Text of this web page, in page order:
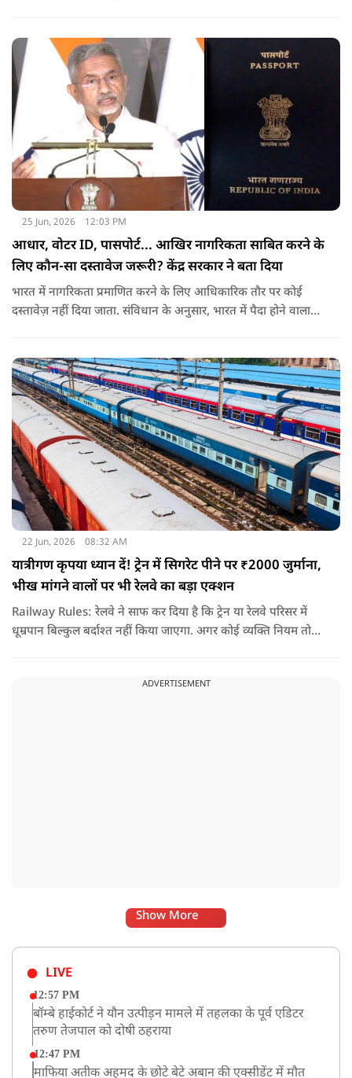
25 Jun, 2026 12:03 PM
आधार, वोटर ID, पासपोर्ट... आखिर नागरिकता साबित करने के
लिए कौन-सा दस्तावेज जरूरी? केंद्र सरकार ने बता दिया
भारत में नागरिकता प्रमाणित करने के लिए आधिकारिक तौर पर कोई
दस्तावेज़ नहीं दिया जाता. संविधान के अनुसार, भारत में पैदा होने वाला
22 Jun, 2026 08:32 AM
यात्रीगण कृपया ध्यान दें! ट्रेन में सिगरेट पीने पर ₹2000 जुर्माना,
भीख मांगने वालों पर भी रेलवे का बड़ा एक्शन
Railway Rules: रेलवे ने साफ कर दिया है कि ट्रेन या रेलवे परिसर में
धूम्रपान बिल्कुल बर्दाश्त नहीं किया जाएगा. अगर कोई व्यक्ति नियम तोड़ते
ADVERTISEMENT
Show More
LIVE
12:57 PM
बॉम्बे हाईकोर्ट ने यौन उत्पीड़न मामले में तहलका के पूर्व एडिटर
तरुण तेजपाल को दोषी ठहराया
12:47 PM
माफिया अतीक अहमद के छोटे बेटे अबान की एक्सीडेंट में मौत